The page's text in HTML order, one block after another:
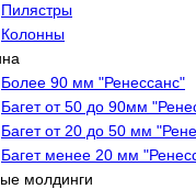
Пилястры
Колонны
Более 90 мм "Ренессанс"
Багет от 50 до 90мм
Багет от 20 до 50 мм
Багет менее 20 мм
молдинги